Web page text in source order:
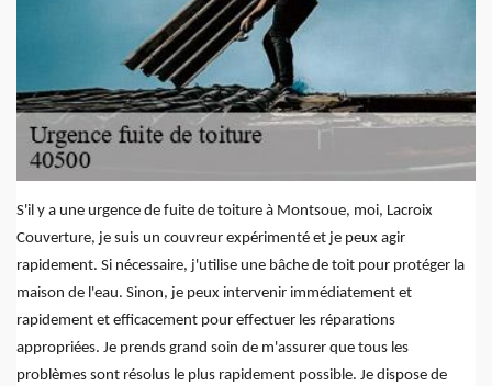
S'il y a une urgence de fuite de toiture à Montsoue, moi, Lacroix
Couverture, je suis un couvreur expérimenté et je peux agir
rapidement. Si nécessaire, j'utilise une bâche de toit pour protéger la
maison de l'eau. Sinon, je peux intervenir immédiatement et
rapidement et efficacement pour effectuer les réparations
appropriées. Je prends grand soin de m'assurer que tous les
problèmes sont résolus le plus rapidement possible. Je dispose de